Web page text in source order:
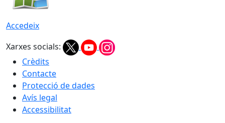
Accedeix
Xarxes socials:
Crèdits
Contacte
Protecció de dades
Avís legal
Accessibilitat